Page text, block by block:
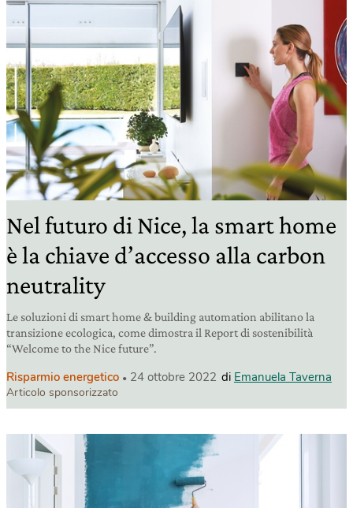
Nel futuro di Nice, la smart home
è la chiave d’accesso alla carbon
neutrality
Le soluzioni di smart home & building automation abilitano la
transizione ecologica, come dimostra il Report di sostenibilità
“Welcome to the Nice future”.
Risparmio energetico 24 ottobre 2022 di Emanuela Taverna
Articolo sponsorizzato